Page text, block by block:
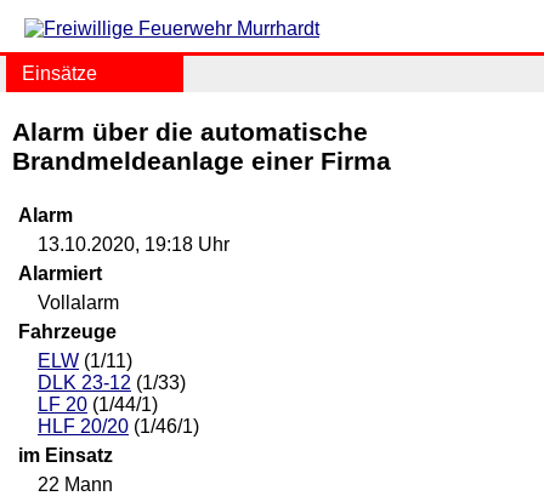
Einsätze
Alarm über die automatische
Brandmeldeanlage einer Firma
Alarm
13.10.2020, 19:18 Uhr
Alarmiert
Vollalarm
Fahrzeuge
ELW (1/11)
DLK 23-12 (1/33)
LF 20 (1/44/1)
HLF 20/20 (1/46/1)
im Einsatz
22 Mann